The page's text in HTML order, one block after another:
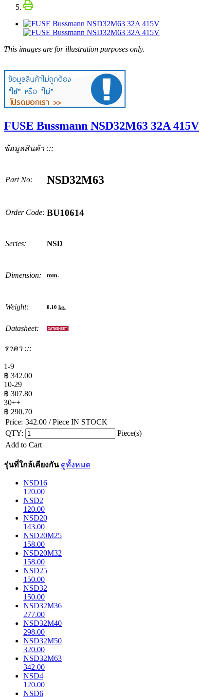
This images are for illustration purposes only.
FUSE Bussmann NSD32M63 32A 415V
ข้อมูลสินค้า :::
Part No: NSD32M63
Order Code: BU10614
Series: NSD
Dimension: mm.
Weight: 0.10 kg.
Datasheet:
ราคา :::
1-9
฿ 342.00
10-29
฿ 307.80
30++
฿ 290.70
Price: 342.00 / Piece IN STOCK
QTY:
Piece(s)
Add to Cart
รุ่นที่ใกล้เคียงกัน ดูทั้งหมด
NSD16
120.00
NSD2
120.00
NSD20
143.00
NSD20M25
158.00
NSD20M32
158.00
NSD25
150.00
NSD32
150.00
NSD32M36
277.00
NSD32M40
298.00
NSD32M50
320.00
NSD32M63
342.00
NSD4
120.00
NSD6